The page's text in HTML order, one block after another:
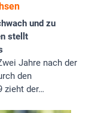
und zu
stellt
Jahre nach der
den
zieht der…